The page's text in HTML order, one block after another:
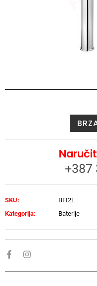
+387
SKU:
BFI2L
Kategorija:
Baterije